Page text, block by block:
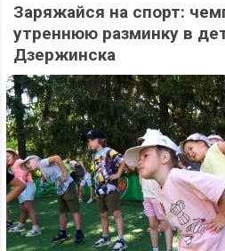
Заряжайся на спорт:
утреннюю разминку в
Дзержинска